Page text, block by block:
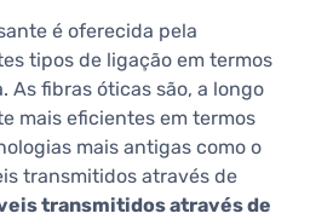
é oferecida pela
tipos de ligação em termos
As fibras óticas são, a longo
mais eficientes em termos
mais antigas como o
transmitidos através de
transmitidos através de